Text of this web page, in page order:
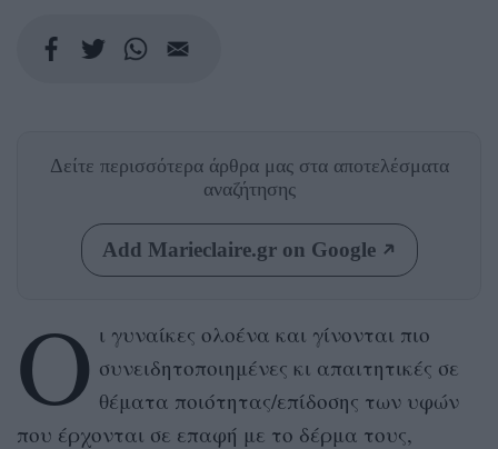
Δείτε περισσότερα άρθρα μας στα αποτελέσματα
αναζήτησης
Add Marieclaire.gr on Google
Ο ι γυναίκες ολοένα και γίνονται πιο
συνειδητοποιημένες κι απαιτητικές σε
θέματα ποιότητας/επίδοσης των υφών
που έρχονται σε επαφή με το δέρμα τους,